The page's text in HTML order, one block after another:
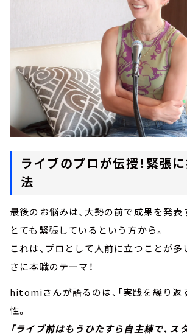
ライブのプロが伝授！緊張
法
最後のお悩みは、大勢の前で成果を発表
とても緊張しているという方から。
これは、プロとして人前に立つことが多
さに本職のテーマ！
hitomiさんが語るのは、「実践を繰り返
性。
「ライブ前はもうひたすら自主練で、ス